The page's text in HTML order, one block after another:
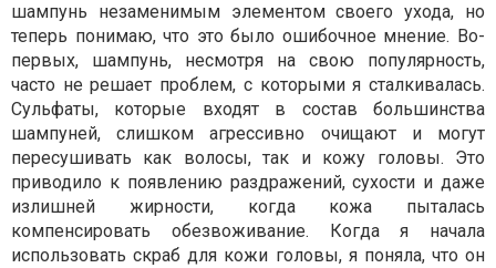
шампунь незаменимым элементом своего ухода, но
теперь понимаю, что это было ошибочное мнение. Во-
первых, шампунь, несмотря на свою популярность,
часто не решает проблем, с которыми я сталкивалась.
Сульфаты, которые входят в состав большинства
шампуней, слишком агрессивно очищают и могут
пересушивать как волосы, так и кожу головы. Это
приводило к появлению раздражений, сухости и даже
излишней жирности, когда кожа пыталась
компенсировать обезвоживание. Когда я начала
использовать скраб для кожи головы, я поняла, что он